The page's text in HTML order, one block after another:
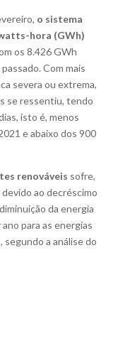
o sistema
hora (GWh)
os 8.426 GWh
Com mais
severa ou extrema,
se ressentiu, tendo
isto é, menos
e abaixo dos 900
renováveis sofre,
devido ao decréscimo
da energia
para as energias
segundo a análise do